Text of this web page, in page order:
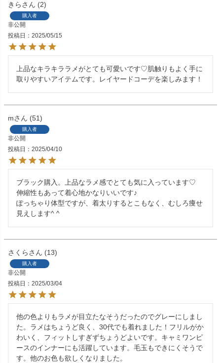
きら 2
購入者
非公開
投稿日
2025/05/15
上品なキラキララメがとても可愛いです♡肌触りもよく手に
取りやすいアイテムです。レイヤードコーデを楽しみます！
m 51
購入者
非公開
投稿日
2025/04/10
ブラック購入。上品なラメ感でとても気に入っています♡
伸縮性もあって着心地かなりいいです♪
ぽっちゃり体型ですが、着太りするとこもなく、むしろ痩せ
見えします^ ^
さくら 13
購入者
非公開
投稿日
2025/03/04
他の色よりもラメが目立たなそうだったのでグレーにしまし
た。ラメはちょうど良く、30代でも着れました！フリルがか
わいく、フィットしすぎずちょうどよいです。キャミワンピ
ースのインナーにも活躍しています。毛玉もできにくそうで
す。他のお色も欲しくなりました。